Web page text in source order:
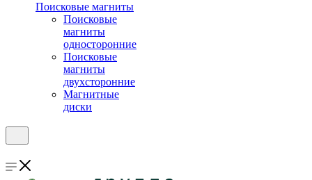
Поисковые магниты
Поисковые
магниты
односторонние
Поисковые
магниты
двухсторонние
Магнитные
диски